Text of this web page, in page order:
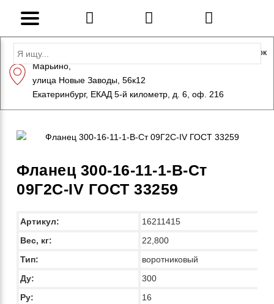
+7 (812) 600-10-15
info@eversteel.ru
Адрес: Санкт-Петербург, Петергоф, Индустриальный парк
Марьино,
улица Новые Заводы, 56к12
Екатеринбург, ЕКАД 5-й километр, д. 6, оф. 216
ЗАКАЗАТЬ ЗВОНОК
Фланец 300-16-11-1-B-Ст
09Г2С-IV ГОСТ 33259
Артикул:
16211415
Вес, кг:
22,800
Тип:
воротниковый
Ду:
300
Ру:
16